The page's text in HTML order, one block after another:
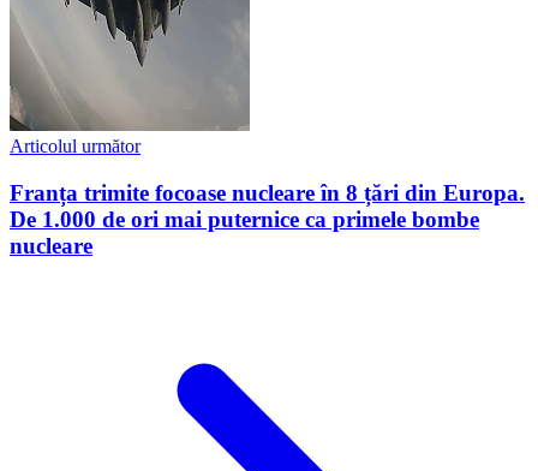
Articolul următor
Franța trimite focoase nucleare în 8 țări din Europa.
De 1.000 de ori mai puternice ca primele bombe
nucleare